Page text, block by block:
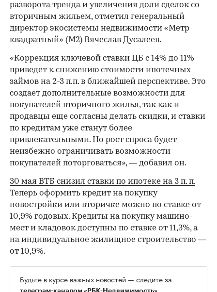
разворота тренда и увеличения доли сделок со
вторичным жильем, отметил генеральный
директор экосистемы недвижимости «Метр
квадратный» (М2) Вячеслав Дусалеев.
«Коррекция ключевой ставки ЦБ с 14% до 11%
приведет к снижению стоимости ипотечных
займов на 2-3 п.п. в ближайшей перспективе. Это
создает дополнительные возможности для
покупателей вторичного жилья, так как и
продавцы еще согласны делать скидки, и ставки
по кредитам уже станут более
привлекательными. Но рост спроса будет
неизбежно ограничивать возможности
покупателей поторговаться», — добавил он.
30 мая ВТБ снизил ставки по ипотеке на 3 п. п.
Теперь оформить кредит на покупку
новостройки или вторичке можно по ставке от
10,9% годовых. Кредиты на покупку машино-
мест и кладовок доступны по ставке от 11,3%, а
на индивидуальное жилищное строительство —
от 10,9%.
Будьте в курсе важных новостей — следите за
телеграм-каналом «РБК-Недвижимость»